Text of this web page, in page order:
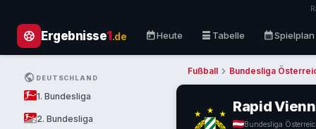
sports_soccer Ergebnisse1.de todayHeute table_rows Tabelle calendar_monthSpielplan
PUBLIC DEUTSCHLAND
1. Bundesliga
2. Bundesliga
Fußball chevron_right Bundesliga
Rapid
Bundesliga